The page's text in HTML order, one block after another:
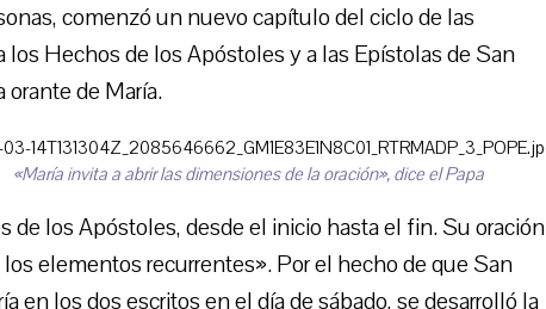
comenzó un nuevo capítulo del ciclo de las
los Hechos de los Apóstoles y a las Epístolas de San
de María.
«María invita a abrir las dimensiones de la oración», dice el Papa
de los Apóstoles, desde el inicio hasta el fin. Su oración
elementos recurrentes». Por el hecho de que San
en los dos escritos en el día de sábado, se desarrolló la